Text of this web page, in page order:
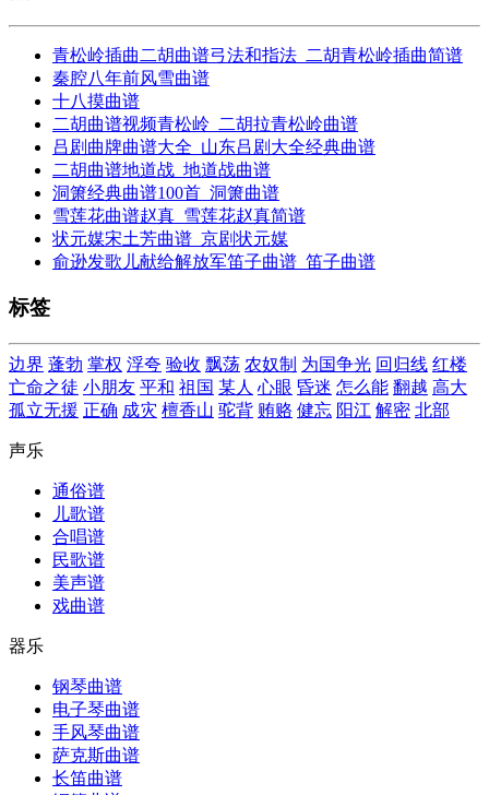
青松岭插曲二胡曲谱弓法和指法_二胡青松岭插曲简谱
秦腔八年前风雪曲谱
十八摸曲谱
二胡曲谱视频青松岭_二胡拉青松岭曲谱
吕剧曲牌曲谱大全_山东吕剧大全经典曲谱
二胡曲谱地道战_地道战曲谱
洞箫经典曲谱100首_洞箫曲谱
雪莲花曲谱赵真_雪莲花赵真简谱
状元媒宋土芳曲谱_京剧状元媒
俞逊发歌儿献给解放军笛子曲谱_笛子曲谱
标签
边界 蓬勃 掌权 浮夸 验收 飘荡 农奴制 为国争光 回归线 红楼
亡命之徒 小朋友 平和 祖国 某人 心眼 昏迷 怎么能 翻越 高大
孤立无援 正确 成灾 檀香山 驼背 贿赂 健忘 阳江 解密 北部
声乐
通俗谱
儿歌谱
合唱谱
民歌谱
美声谱
戏曲谱
器乐
钢琴曲谱
电子琴曲谱
手风琴曲谱
萨克斯曲谱
长笛曲谱